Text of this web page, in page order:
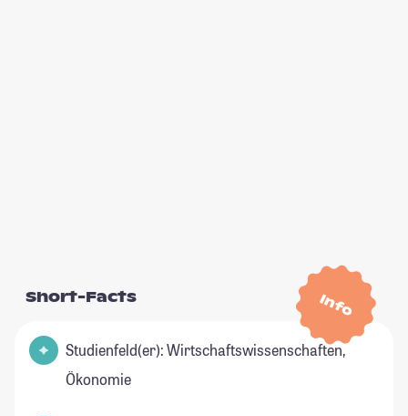
Info
Short-Facts
Studienfeld(er): Wirtschaftswissenschaften,
Ökonomie